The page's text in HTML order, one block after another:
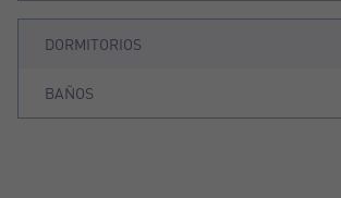
DORMITORIOS
BAÑOS